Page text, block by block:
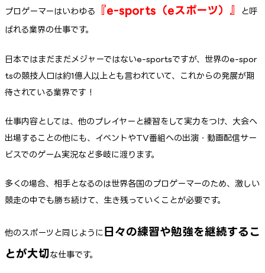
プロゲーマーはいわゆる 『e-sports（eスポーツ） 』 と呼
ばれる業界の仕事です。
日本ではまだまだメジャーではないe-sportsですが、世界のe-spor
tsの競技人口は約1億人以上とも言われていて、これからの発展が期
待されている業界です！
仕事内容としては、他のプレイヤーと練習をして実力をつけ、大会へ
出場することの他にも、イベントやTV番組への出演・動画配信サー
ビスでのゲーム実況など多岐に渡ります。
多くの場合、相手となるのは世界各国のプロゲーマーのため、激しい
競走の中でも勝ち続けて、生き残っていくことが必要です。
他のスポーツと同じように 日々の練習や勉強を継続するこ
とが大切な仕事です。